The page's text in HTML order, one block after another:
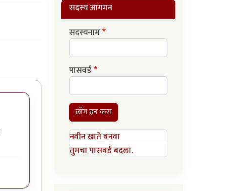
सदस्य आगमन
सदस्यनाम
पासवर्ड
लॉग इन करा
नवीन खाते बनवा
तुमचा पासवर्ड बदला.